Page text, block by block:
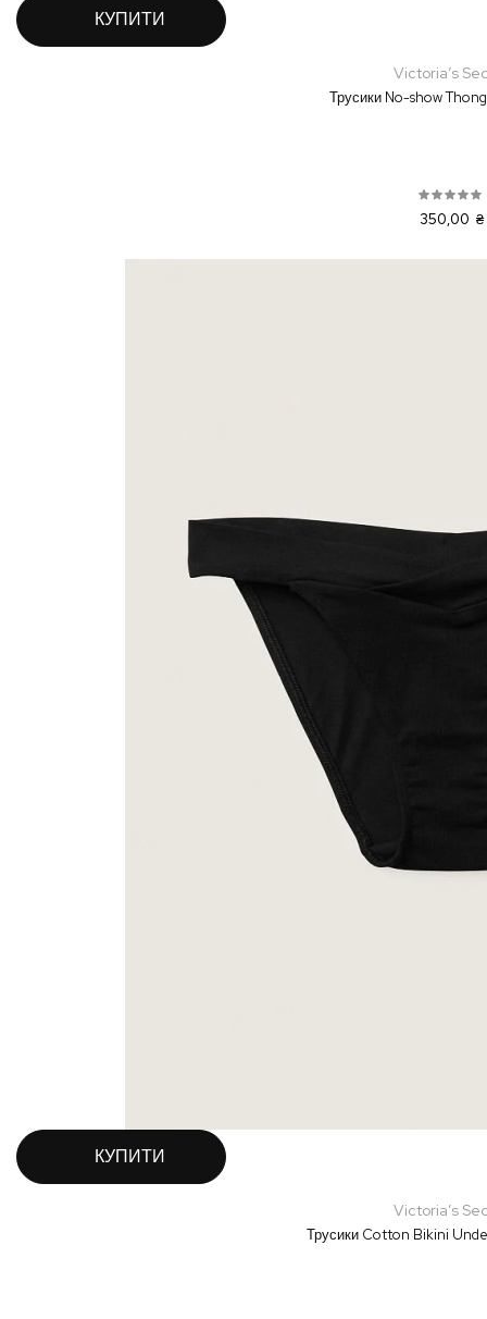
КУПИТИ
Victoria’s
Трусики No-show
350,00 ₴
КУПИТИ
Victoria’s
Трусики Cotton Bikini